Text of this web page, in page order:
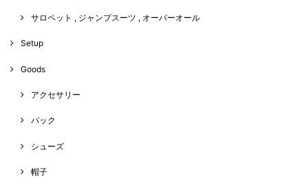
サロペット , ジャンプスーツ , オーバーオール
Setup
Goods
アクセサリー
バック
シューズ
帽子